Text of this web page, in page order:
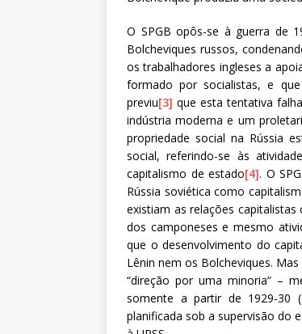
O SPGB opôs-se à guerra de
Bolcheviques russos,
os trabalhadores ingleses a
formado por socialistas, e
previu[3] que esta tentativa
indústria moderna e um
propriedade social na Rússia
social, referindo-se às
capitalismo de estado[4]. O
Rússia soviética como
existiam as relações
dos camponeses e mesmo
que o desenvolvimento do
Lênin nem os Bolcheviques.
“direção por uma minoria” –
somente a partir de 1929-30
planificada sob a supervisão do